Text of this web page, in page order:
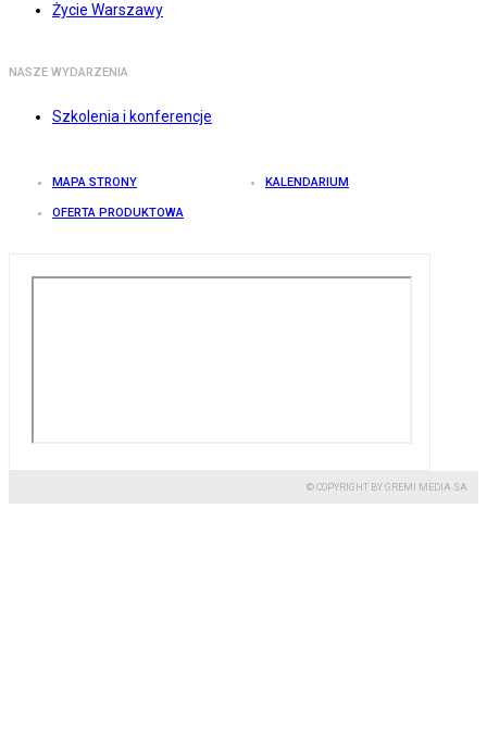
Życie Warszawy
NASZE WYDARZENIA
Szkolenia i konferencje
MAPA STRONY KALENDARIUM
OFERTA PRODUKTOWA
© COPYRIGHT BY GREMI MEDIA SA